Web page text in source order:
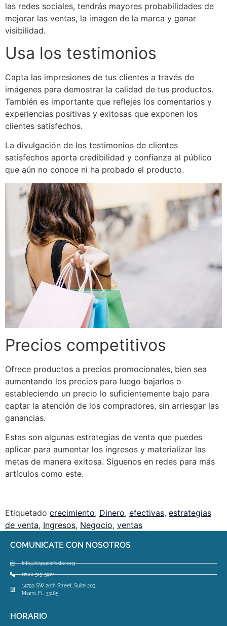
las redes sociales, tendrás mayores probabilidades de
mejorar las ventas, la imagen de la marca y ganar
visibilidad.
Usa los testimonios
Capta las impresiones de tus clientes a través de
imágenes para demostrar la calidad de tus productos.
También es importante que reflejes los comentarios y
experiencias positivas y exitosas que exponen los
clientes satisfechos.
La divulgación de los testimonios de clientes
satisfechos aporta credibilidad y confianza al público
que aún no conoce ni ha probado el producto.
Precios competitivos
Ofrece productos a precios promocionales, bien sea
aumentando los precios para luego bajarlos o
estableciendo un precio lo suficientemente bajo para
captar la atención de los compradores, sin arriesgar las
ganancias.
Estas son algunas estrategias de venta que puedes
aplicar para aumentar los ingresos y materializar las
metas de manera exitosa. Síguenos en redes para más
artículos como este.
Etiquetado crecimiento, Dinero, efectivas, estrategias
de venta, Ingresos, Negocio, ventas
COMUNICATE CON NOSOTROS
Info@hispanicfactor.org
(786) 313-3901
14750 SW 26th Street, Suite 203,
Miami, FL 33185
HORARIO